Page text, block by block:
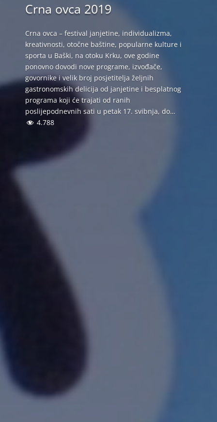
Crna ovca 2019
Crna ovca – festival janjetine, individualizma,
kreativnosti, otočne baštine, popularne kulture i
sporta u Baški, na otoku Krku, ove godine
ponovno dovodi nove programe, izvođače,
govornike i velik broj posjetitelja željnih
gastronomskih delicija od janjetine i besplatnog
programa koji će trajati od ranih
poslijepodnevnih sati u petak 17. svibnja, do…
4.788